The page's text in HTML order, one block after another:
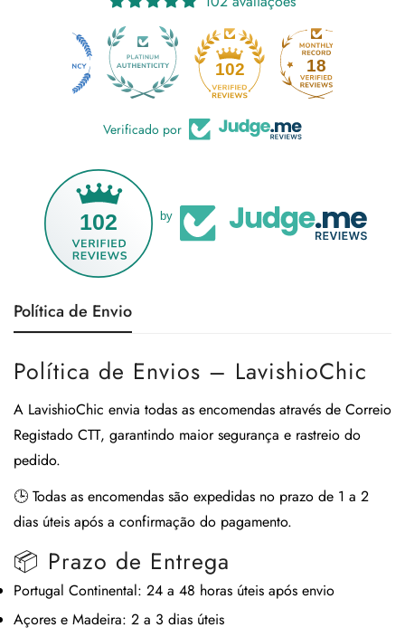
102 18
Verificado por
102 by
Política de Envio
Política de Envios – LavishioChic
A LavishioChic envia todas as encomendas através de Correio
Registado CTT, garantindo maior segurança e rastreio do
pedido.
🕒 Todas as encomendas são expedidas no prazo de 1 a 2
dias úteis após a confirmação do pagamento.
📦 Prazo de Entrega
Portugal Continental: 24 a 48 horas úteis após envio
Açores e Madeira: 2 a 3 dias úteis